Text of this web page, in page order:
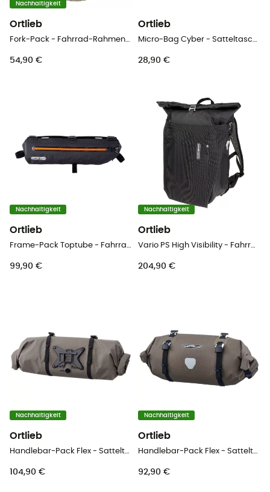
Nachhaltigkeit
Ortlieb
54,90 €
Ortlieb
28,90 €
Nachhaltigkeit
Ortlieb
99,90 €
Nachhaltigkeit
Ortlieb
204,90 €
Nachhaltigkeit
Ortlieb
104,90 €
Nachhaltigkeit
Ortlieb
92,90 €